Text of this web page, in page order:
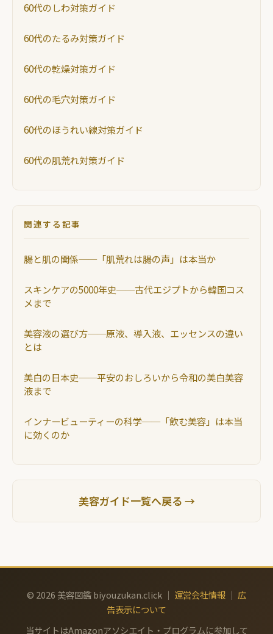
60代のしわ対策ガイド
60代のたるみ対策ガイド
60代の乾燥対策ガイド
60代の毛穴対策ガイド
60代のほうれい線対策ガイド
60代の肌荒れ対策ガイド
関連する記事
腸と肌の関係──「肌荒れは腸の声」は本当か
スキンケアの5000年史──古代エジプトから韓国コス
メまで
美容液の選び方──原液、導入液、エッセンスの違い
とは
美白の日本史──平安のおしろいから令和の美白美容
液まで
インナービューティーの科学──「飲む美容」は本当
に効くのか
美容ガイド一覧へ戻る →
© 2026 美容図鑑 biyouzukan.click ｜ 運営会社情報 ｜ 広
告表示について
当サイトはAmazonアソシエイト・プログラムに参加して